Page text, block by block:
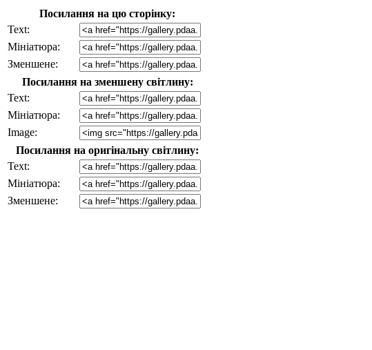
Посилання на цю сторінку:
Text:
Мініатюра:
Зменшене:
Посилання на зменшену світлину:
Text:
Мініатюра:
Image:
Посилання на оригінальну світлину:
Text:
Мініатюра:
Зменшене: